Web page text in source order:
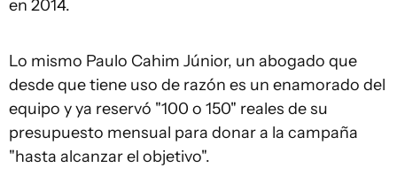
en 2014.
Lo mismo Paulo Cahim Júnior, un abogado que
desde que tiene uso de razón es un enamorado del
equipo y ya reservó "100 o 150" reales de su
presupuesto mensual para donar a la campaña
"hasta alcanzar el objetivo".